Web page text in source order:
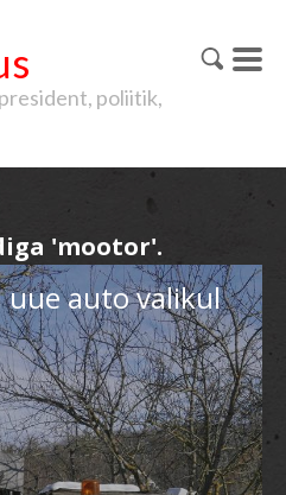
poliitik,
'mootor'.
uue auto valikul